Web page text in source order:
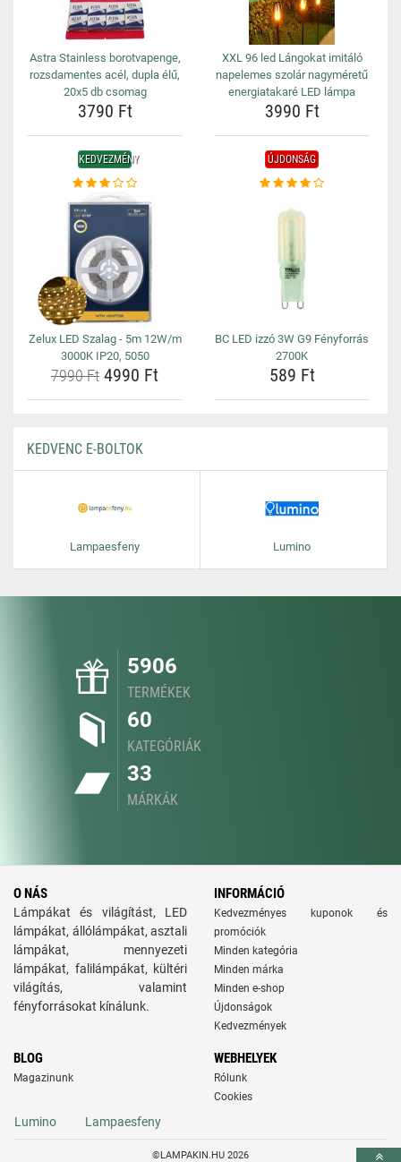
Astra Stainless borotvapenge,
rozsdamentes acél, dupla élű,
20x5 db csomag
3790 Ft
XXL 96 led Lángokat imitáló
napelemes szolár nagyméretű
energiatakaré LED lámpa
3990 Ft
KEDVEZMÉNY
Zelux LED Szalag - 5m 12W/m
3000K IP20, 5050
7990 Ft 4990 Ft
ÚJDONSÁG
BC LED izzó 3W G9 Fényforrás
2700K
589 Ft
KEDVENC E-BOLTOK
Lampaesfeny Lumino
5906
TERMÉKEK
60
KATEGÓRIÁK
33
MÁRKÁK
O NÁS
Lámpákat és világítást, LED
lámpákat, állólámpákat, asztali
lámpákat, mennyezeti
lámpákat, falilámpákat, kültéri
világítás, valamint
fényforrásokat kínálunk.
INFORMÁCIÓ
Kedvezményes kuponok és
promóciók
Minden kategória
Minden márka
Minden e-shop
Újdonságok
Kedvezmények
BLOG
Magazinunk
WEBHELYEK
Rólunk
Cookies
Lumino Lampaesfeny
©LAMPAKIN.HU 2026